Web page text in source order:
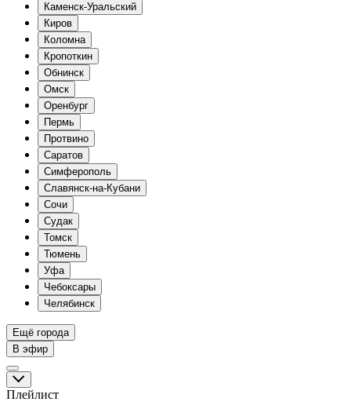
Каменск-Уральский
Киров
Коломна
Кропоткин
Обнинск
Омск
Оренбург
Пермь
Протвино
Саратов
Симферополь
Славянск-на-Кубани
Сочи
Судак
Томск
Тюмень
Уфа
Чебоксары
Челябинск
Ещё города
В эфир
Плейлист